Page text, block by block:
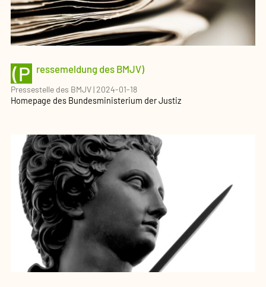
(P ressemeldung des BMJV)
Pressestelle des BMJV|2024-01-18
Homepage des Bundesministerium der Justiz